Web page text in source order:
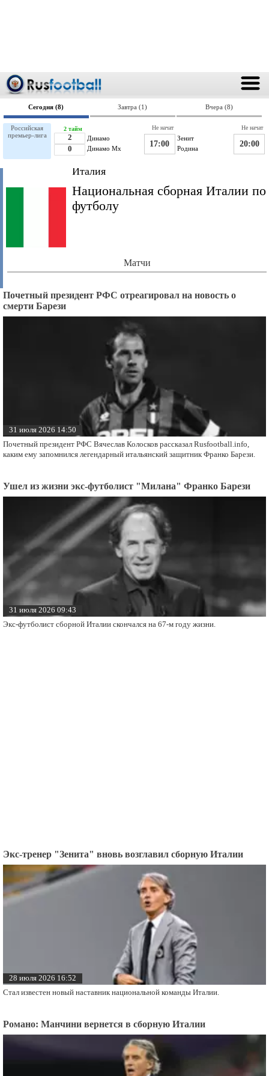
Сегодня (8) Завтра (1) Вчера (8)
Российская
премьер-лига
Динамо
2
0
Динамо Мх
2 тайм
Зенит
17:00 Родина
Не начат
20:00
Не начат
Италия
Национальная сборная Италии по
футболу
Матчи
Почетный президент РФС отреагировал на новость о
смерти Барези
31 июля 2026 14:50
Почетный президент РФС Вячеслав Колосков рассказал Rusfootball.info,
каким ему запомнился легендарный итальянский защитник Франко Барези.
Ушел из жизни экс-футболист "Милана" Франко Барези
31 июля 2026 09:43
Экс-футболист сборной Италии скончался на 67-м году жизни.
Экс-тренер "Зенита" вновь возглавил сборную Италии
28 июля 2026 16:52
Стал известен новый наставник национальной команды Италии.
Романо: Манчини вернется в сборную Италии